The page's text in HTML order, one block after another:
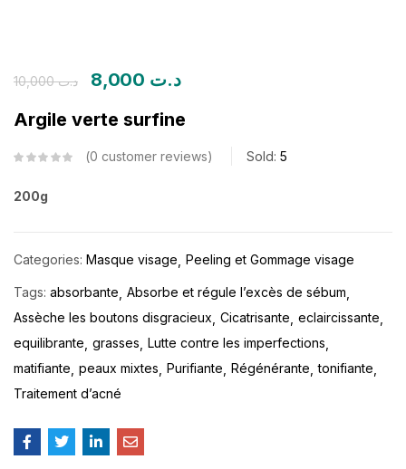
د.ت10,000 د.ت
Argile verte surfine
0 customer reviews Sold: 5
200g
Categories: Masque visage Peeling et Gommage visage
Tags: absorbante Absorbe et régule l’excès de sébum
Assèche les boutons disgracieux Cicatrisante eclaircissante
equilibrante grasses Lutte contre les imperfections
matifiante peaux mixtes Purifiante Régénérante tonifiante
Traitement d’acné